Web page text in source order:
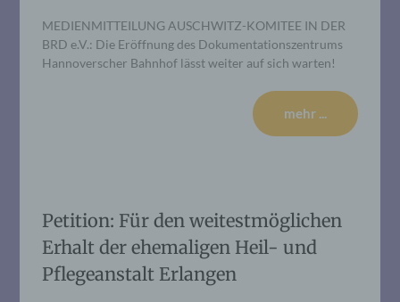
MEDIENMITTEILUNG AUSCHWITZ-KOMITEE IN DER
BRD e.V.: Die Eröffnung des Dokumentationszentrums
Hannoverscher Bahnhof lässt weiter auf sich warten!
mehr ...
Petition: Für den weitestmöglichen
Erhalt der ehemaligen Heil- und
Pflegeanstalt Erlangen